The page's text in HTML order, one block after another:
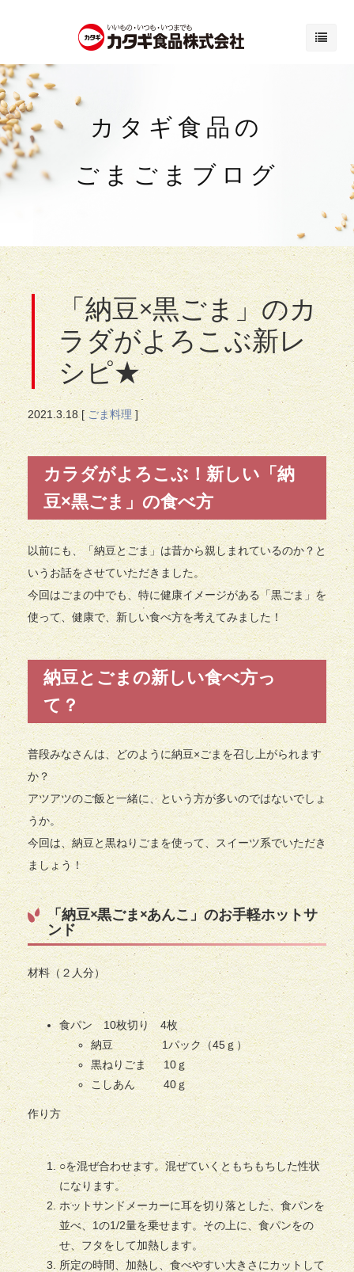
カタギ食品の
ごまごまブログ
「納豆×黒ごま」のカ
ラダがよろこぶ新レ
シピ★
2021.3.18[ごま料理]
カラダがよろこぶ！新しい「納
豆×黒ごま」の食べ方
以前にも、「納豆とごま」は昔から親しまれているのか？と
いうお話をさせていただきました。
今回はごまの中でも、特に健康イメージがある「黒ごま」を
使って、健康で、新しい食べ方を考えてみました！
納豆とごまの新しい食べ方っ
て？
普段みなさんは、どのように納豆×ごまを召し上がられます
か？
アツアツのご飯と一緒に、という方が多いのではないでしょ
うか。
今回は、納豆と黒ねりごまを使って、スイーツ系でいただき
ましょう！
「納豆×黒ごま×あんこ」のお手軽ホットサ
ンド
材料（２人分）
食パン 10枚切り 4枚
納豆 1パック（45ｇ）
黒ねりごま 10ｇ
こしあん 40ｇ
作り方
○を混ぜ合わせます。混ぜていくともちもちした性状
になります。
ホットサンドメーカーに耳を切り落とした、食パンを
並べ、1の1/2量を乗せます。その上に、食パンをの
せ、フタをして加熱します。
所定の時間、加熱し、食べやすい大きさにカットして